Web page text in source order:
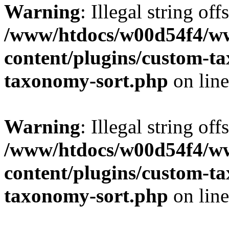
Warning: Illegal string
/www/htdocs/w00d54f4/
content/plugins/custom-
taxonomy-sort.php on
Warning: Illegal string
/www/htdocs/w00d54f4/
content/plugins/custom-
taxonomy-sort.php on